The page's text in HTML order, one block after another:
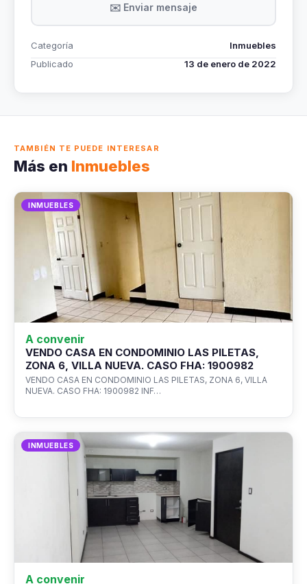
✉️ Enviar mensaje
Categoría
Inmuebles
Publicado
13 de enero de 2022
TAMBIÉN TE PUEDE INTERESAR
Más en Inmuebles
INMUEBLES
A convenir
VENDO CASA EN CONDOMINIO LAS PILETAS,
ZONA 6, VILLA NUEVA. CASO FHA: 1900982
VENDO CASA EN CONDOMINIO LAS PILETAS, ZONA 6, VILLA
NUEVA. CASO FHA: 1900982 INF…
INMUEBLES
A convenir